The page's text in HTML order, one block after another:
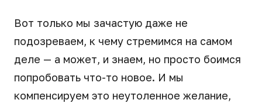
Вот только мы зачастую даже не
подозреваем, к чему стремимся на самом
деле — а может, и знаем, но просто боимся
попробовать что-то новое. И мы
компенсируем это неутоленное желание,